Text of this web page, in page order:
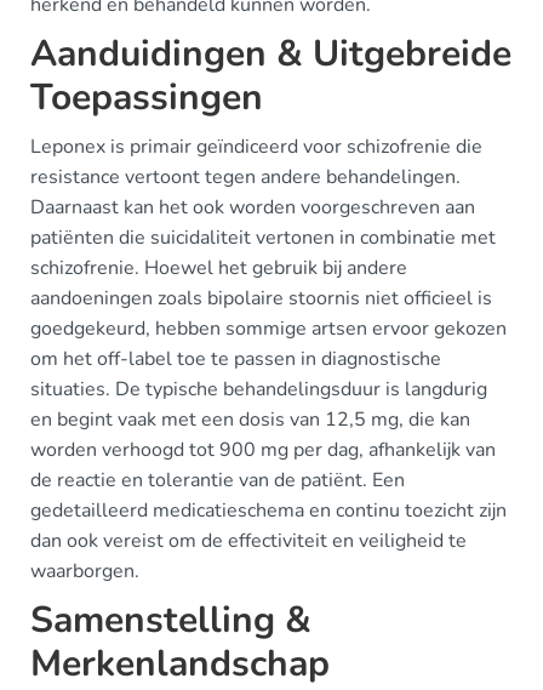
Aanduidingen & Uitgebreide
Toepassingen
Leponex is primair geïndiceerd voor schizofrenie die
resistance vertoont tegen andere behandelingen.
Daarnaast kan het ook worden voorgeschreven aan
patiënten die suicidaliteit vertonen in combinatie met
schizofrenie. Hoewel het gebruik bij andere
aandoeningen zoals bipolaire stoornis niet officieel is
goedgekeurd, hebben sommige artsen ervoor gekozen
om het off-label toe te passen in diagnostische
situaties. De typische behandelingsduur is langdurig
en begint vaak met een dosis van 12,5 mg, die kan
worden verhoogd tot 900 mg per dag, afhankelijk van
de reactie en tolerantie van de patiënt. Een
gedetailleerd medicatieschema en continu toezicht zijn
dan ook vereist om de effectiviteit en veiligheid te
waarborgen.
Samenstelling &
Merkenlandschap